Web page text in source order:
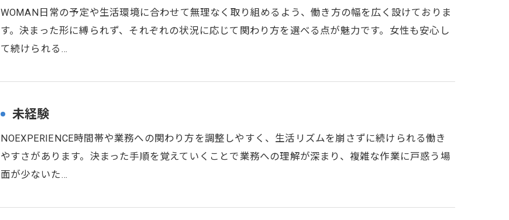
WOMAN日常の予定や生活環境に合わせて無理なく取り組めるよう、働き方の幅を広く設けておりま
す。決まった形に縛られず、それぞれの状況に応じて関わり方を選べる点が魅力です。女性も安心し
て続けられる…
未経験
NOEXPERIENCE時間帯や業務への関わり方を調整しやすく、生活リズムを崩さずに続けられる働き
やすさがあります。決まった手順を覚えていくことで業務への理解が深まり、複雑な作業に戸惑う場
面が少ないた…